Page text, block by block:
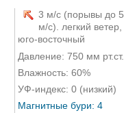
3 м/с (порывы до 5
м/с). легкий ветер,
юго-восточный
Давление: 750 мм рт.ст.
Влажность: 60%
УФ-индекс: 0 (низкий)
Магнитные бури: 4